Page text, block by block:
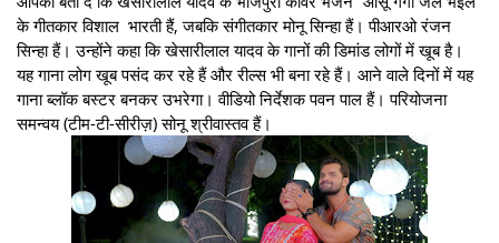
के गीतकार विशाल भारती हैं, जबकि संगीतकार मोनू सिन्हा हैं। पीआरओ रंजन
सिन्हा हैं। उन्होंने कहा कि खेसारीलाल यादव के गानों की डिमांड लोगों में खूब है।
यह गाना लोग खूब पसंद कर रहे हैं और रील्स भी बना रहे हैं। आने वाले दिनों में यह
गाना ब्लॉक बस्टर बनकर उभरेगा। वीडियो निर्देशक पवन पाल हैं। परियोजना
समन्वय (टीम-टी-सीरीज़) सोनू श्रीवास्तव हैं।